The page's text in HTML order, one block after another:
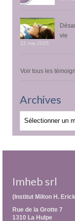
vie
22 mai 2025
Voir tous les
Archives
Imheb srl
(Institut Milton H.
Rue de la Grotte 7
1310 La Hulpe